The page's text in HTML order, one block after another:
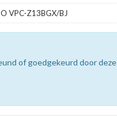
VPC-Z13BGX/BJ
of goedgekeurd door deze